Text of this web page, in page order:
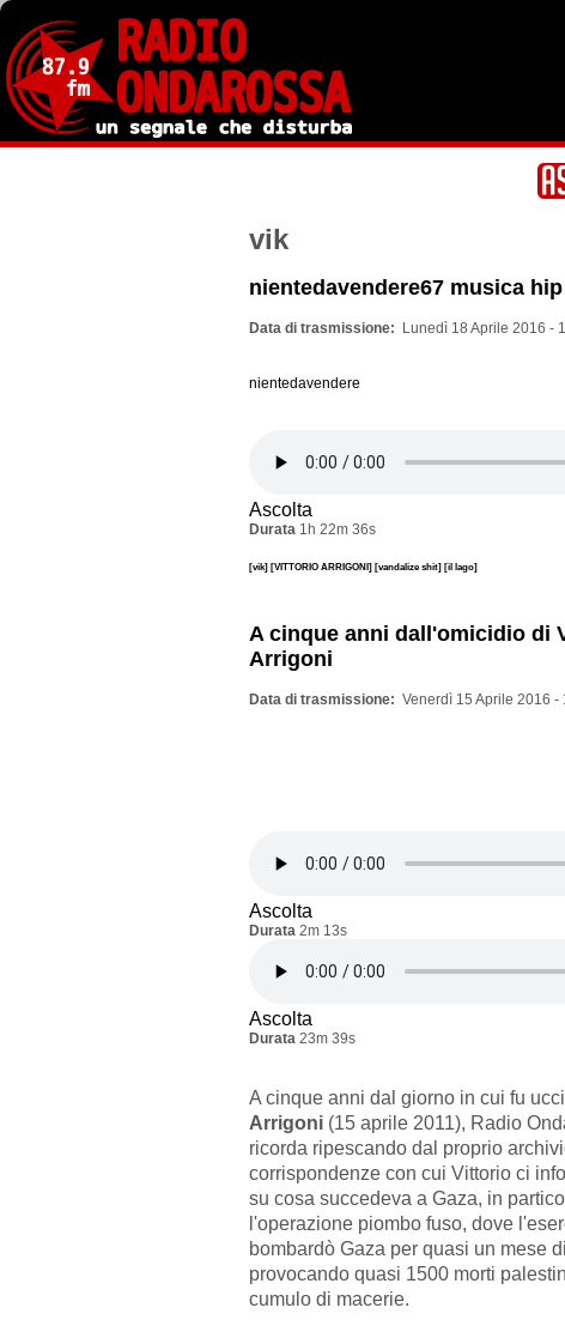
Salta
contenuto
principale
vik
nientedavendere67 musica
Data di trasmissione Lunedì 18 Aprile 2016 -
nientedavendere
Ascolta
Durata 1h 22m 36s
[vik] [VITTORIO ARRIGONI] [vandalize shit] [il lago]
A cinque anni dall'omicidio di
Arrigoni
Data di trasmissione Venerdì 15 Aprile 2016 -
Ascolta
Durata 2m 13s
Ascolta
Durata 23m 39s
A cinque anni dal giorno in cui fu
Arrigoni (15 aprile 2011), Radio
ricorda ripescando dal proprio
corrispondenze con cui Vittorio ci
su cosa succedeva a Gaza, in
l'operazione piombo fuso, dove
bombardò Gaza per quasi un mese
provocando quasi 1500 morti
cumulo di macerie.